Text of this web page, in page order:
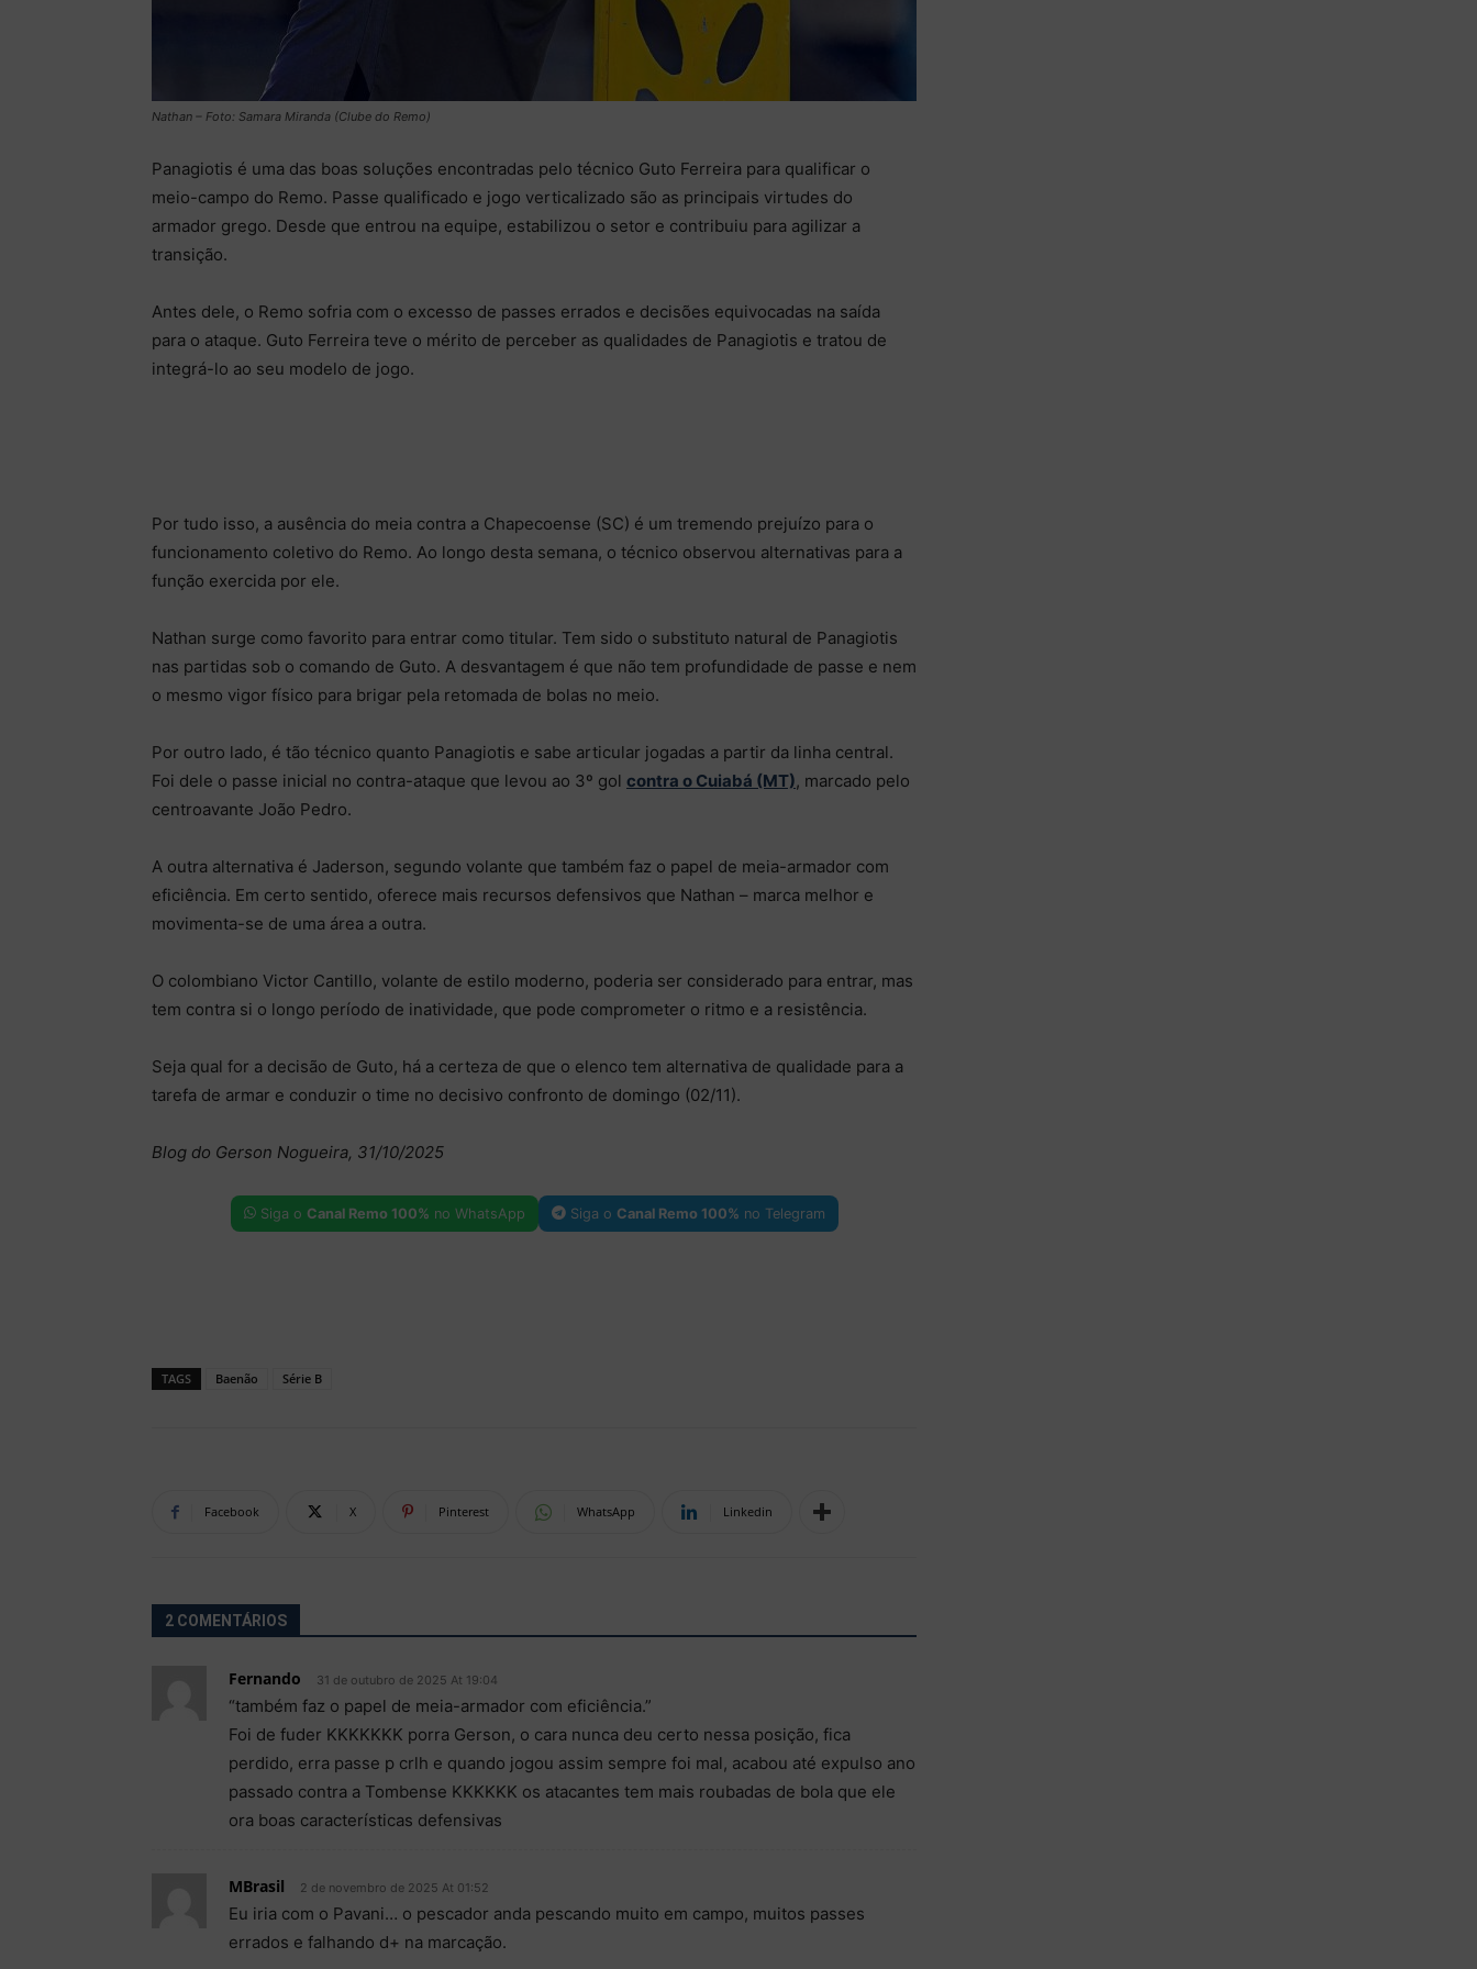
Nathan – Foto: Samara Miranda (Clube do Remo)
Panagiotis é uma das boas soluções encontradas pelo técnico Guto Ferreira para qualificar o
meio-campo do Remo. Passe qualificado e jogo verticalizado são as principais virtudes do
armador grego. Desde que entrou na equipe, estabilizou o setor e contribuiu para agilizar a
transição.
Antes dele, o Remo sofria com o excesso de passes errados e decisões equivocadas na saída
para o ataque. Guto Ferreira teve o mérito de perceber as qualidades de Panagiotis e tratou de
integrá-lo ao seu modelo de jogo.
Por tudo isso, a ausência do meia contra a Chapecoense (SC) é um tremendo prejuízo para o
funcionamento coletivo do Remo. Ao longo desta semana, o técnico observou alternativas para a
função exercida por ele.
Nathan surge como favorito para entrar como titular. Tem sido o substituto natural de Panagiotis
nas partidas sob o comando de Guto. A desvantagem é que não tem profundidade de passe e nem
o mesmo vigor físico para brigar pela retomada de bolas no meio.
Por outro lado, é tão técnico quanto Panagiotis e sabe articular jogadas a partir da linha central.
Foi dele o passe inicial no contra-ataque que levou ao 3º gol contra o Cuiabá (MT), marcado pelo
centroavante João Pedro.
A outra alternativa é Jaderson, segundo volante que também faz o papel de meia-armador com
eficiência. Em certo sentido, oferece mais recursos defensivos que Nathan – marca melhor e
movimenta-se de uma área a outra.
O colombiano Victor Cantillo, volante de estilo moderno, poderia ser considerado para entrar, mas
tem contra si o longo período de inatividade, que pode comprometer o ritmo e a resistência.
Seja qual for a decisão de Guto, há a certeza de que o elenco tem alternativa de qualidade para a
tarefa de armar e conduzir o time no decisivo confronto de domingo (02/11).
Blog do Gerson Nogueira, 31/10/2025
Siga o Canal Remo 100% no WhatsApp Siga o Canal Remo 100% no Telegram
TAGS Baenão Série B
Facebook X Pinterest WhatsApp Linkedin
2 COMENTÁRIOS
Fernando 31 de outubro de 2025 At 19:04
“também faz o papel de meia-armador com eficiência.”
Foi de fuder KKKKKKK porra Gerson, o cara nunca deu certo nessa posição, fica
perdido, erra passe p crlh e quando jogou assim sempre foi mal, acabou até expulso ano
passado contra a Tombense KKKKKK os atacantes tem mais roubadas de bola que ele
ora boas características defensivas
MBrasil 2 de novembro de 2025 At 01:52
Eu iria com o Pavani… o pescador anda pescando muito em campo, muitos passes
errados e falhando d+ na marcação.